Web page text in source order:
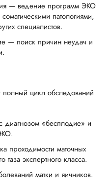
— ведение программ ЭКО
патологиями,
специалистов.
— поиск причин неудач и
цикл обследований
диагнозом «бесплодие» и
проходимости маточных
экспертного класса.
матки и яичников.